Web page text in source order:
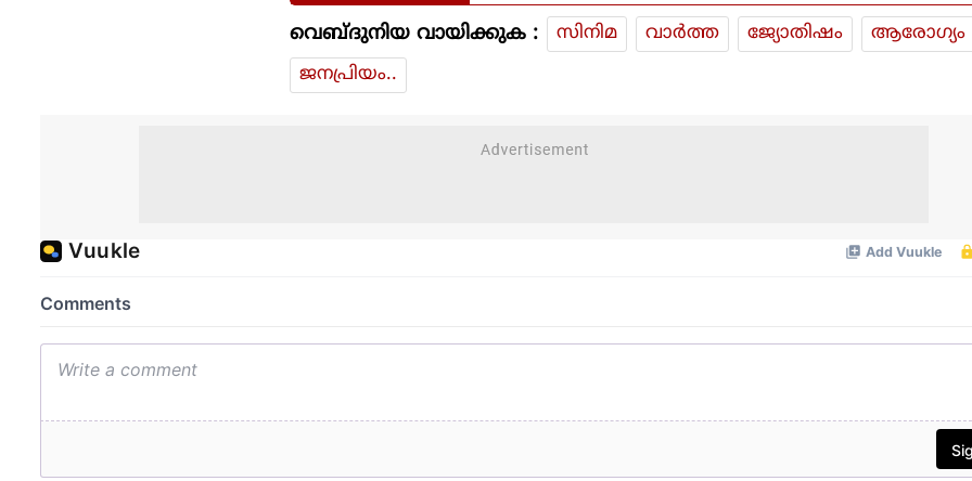
വെബ്ദുനിയ വായിക്കുക : സിനിമ വാര്‍ത്ത ജ്യോതിഷം
ആരോഗ്യം
ജനപ്രിയം..